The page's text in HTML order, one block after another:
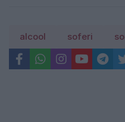
alcool soferi